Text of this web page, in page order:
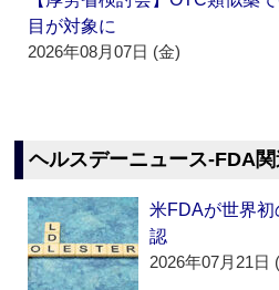
目が対象に
2026年08月07日 (金)
ヘルスデーニュース‐FDA関
米FDAが世界
認
2026年07月21日